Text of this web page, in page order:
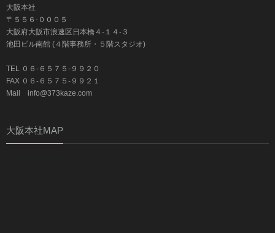
大阪本社
〒５５６-０００５
大阪府大阪市浪速区日本橋４-１４-３
池田ビル南館 (４階事務所・５階スタジオ)
TEL ０６-６５７５-９９２０
FAX ０６-６５７５-９９２１
Mail info@373kaze.com
大阪本社MAP